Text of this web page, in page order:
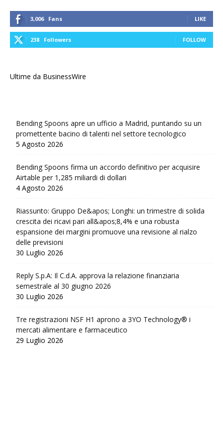
3,006 Fans LIKE
238 Followers FOLLOW
Ultime da BusinessWire
Bending Spoons apre un ufficio a Madrid, puntando su un
promettente bacino di talenti nel settore tecnologico
5 Agosto 2026
Bending Spoons firma un accordo definitivo per acquisire
Airtable per 1,285 miliardi di dollari
4 Agosto 2026
Riassunto: Gruppo De&apos; Longhi: un trimestre di solida
crescita dei ricavi pari all&apos;8,4% e una robusta
espansione dei margini promuove una revisione al rialzo
delle previsioni
30 Luglio 2026
Reply S.p.A: Il C.d.A. approva la relazione finanziaria
semestrale al 30 giugno 2026
30 Luglio 2026
Tre registrazioni NSF H1 aprono a 3YO Technology® i
mercati alimentare e farmaceutico
29 Luglio 2026